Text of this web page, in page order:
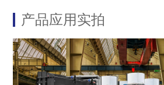
产品应用实拍